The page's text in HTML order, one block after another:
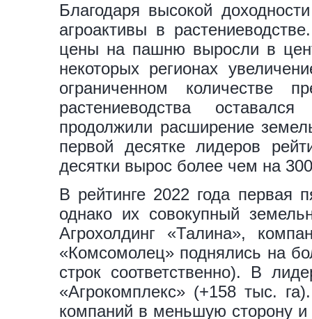
Благодаря высокой
агроактивы в
цены на пашню выросли в
некоторых регионах
ограниченном количестве
растениеводства
продолжили расширение
первой десятке лидеров
десятки вырос более чем на
В рейтинге 2022 года первая
однако их совокупный
Агрохолдинг «Талина»,
«Комсомолец» поднялись на
строк соответственно). В
«Агрокомплекс» (+158 тыс.
компаний в меньшую сторону и